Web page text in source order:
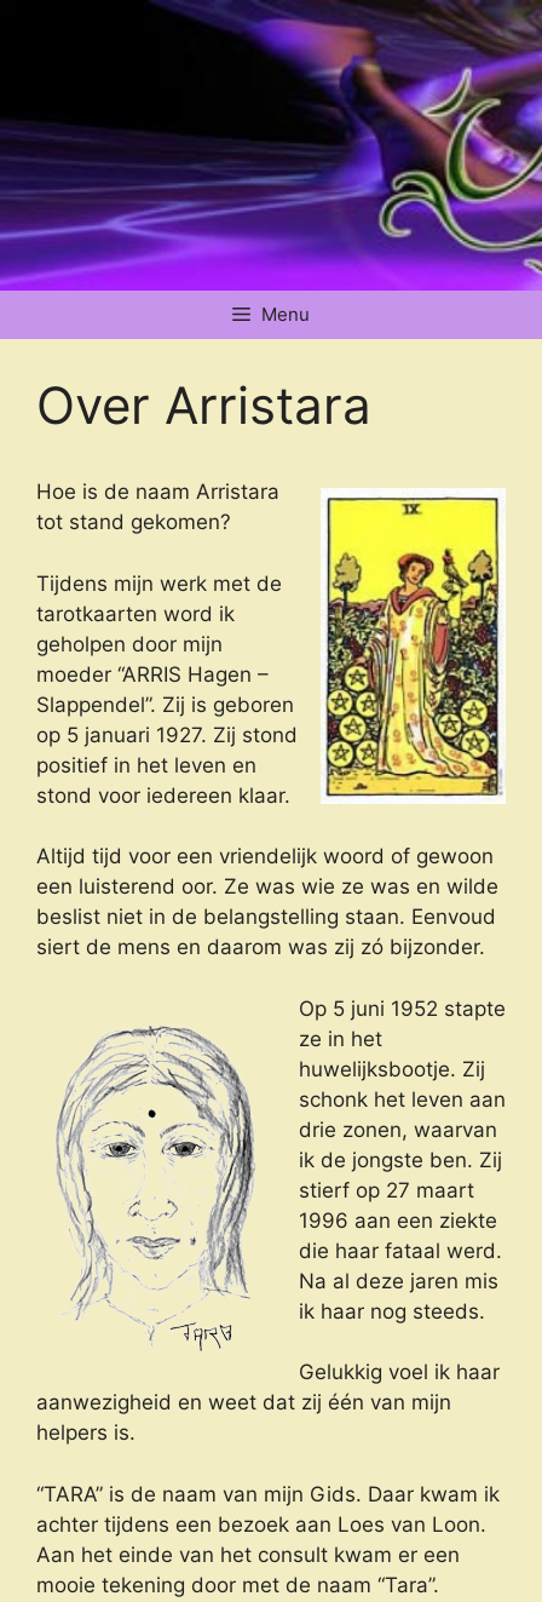
Menu
Over Arristara
Hoe is de naam Arristara
tot stand gekomen?
Tijdens mijn werk met de
tarotkaarten word ik
geholpen door mijn
moeder “ARRIS Hagen –
Slappendel”. Zij is geboren
op 5 januari 1927. Zij stond
positief in het leven en
stond voor iedereen klaar.
Altijd tijd voor een vriendelijk woord of gewoon
een luisterend oor. Ze was wie ze was en wilde
beslist niet in de belangstelling staan. Eenvoud
siert de mens en daarom was zij zó bijzonder.
Op 5 juni 1952 stapte
ze in het
huwelijksbootje. Zij
schonk het leven aan
drie zonen, waarvan
ik de jongste ben. Zij
stierf op 27 maart
1996 aan een ziekte
die haar fataal werd.
Na al deze jaren mis
ik haar nog steeds.
Gelukkig voel ik haar
aanwezigheid en weet dat zij één van mijn
helpers is.
“TARA” is de naam van mijn Gids. Daar kwam ik
achter tijdens een bezoek aan Loes van Loon.
Aan het einde van het consult kwam er een
mooie tekening door met de naam “Tara”.